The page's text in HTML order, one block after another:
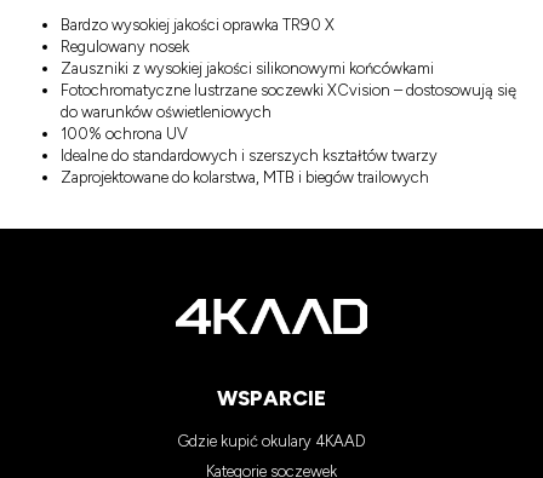
Bardzo wysokiej jakości oprawka TR90 X
Regulowany nosek
Zauszniki z wysokiej jakości silikonowymi końcówkami
Fotochromatyczne lustrzane soczewki XCvision – dostosowują się
do warunków oświetleniowych
100% ochrona UV
Idealne do standardowych i szerszych kształtów twarzy
Zaprojektowane do kolarstwa, MTB i biegów trailowych
WSPARCIE
Gdzie kupić okulary 4KAAD
Kategorie soczewek